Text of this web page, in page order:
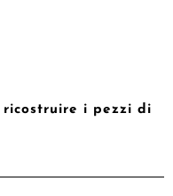
ricostruire i pezzi di